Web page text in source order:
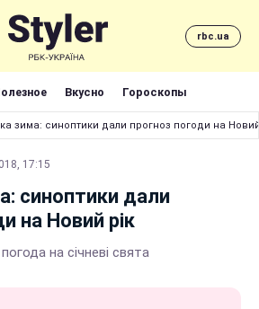
rbc.ua
Вкусно Гороскопы
зима: синоптики дали прогноз погоди на Новий
17:15
синоптики дали
на Новий рік
на січневі свята